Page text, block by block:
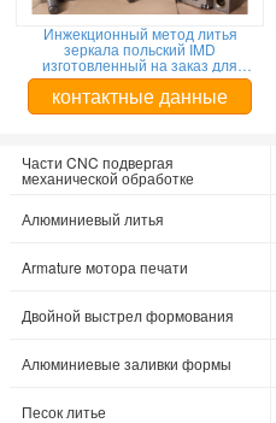
Инжекционный метод литья
зеркала польский IMD
изготовленный на заказ для
электронных продуктов
контактные данные
Части CNC подвергая
механической обработке
Алюминиевый литья
Armature мотора печати
Двойной выстрел формования
Алюминиевые заливки формы
Песок литье